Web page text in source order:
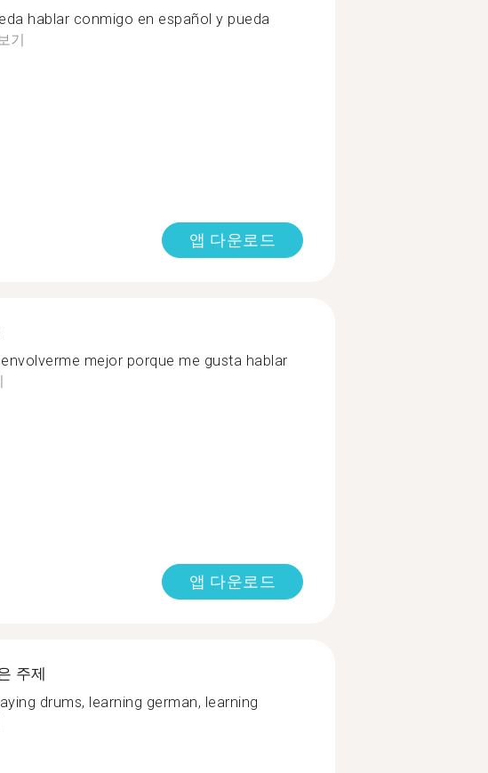
hablar conmigo en español y pueda
기
앱 다운로드
mejor porque me gusta hablar
앱 다운로드
주제
drums, learning german, learning